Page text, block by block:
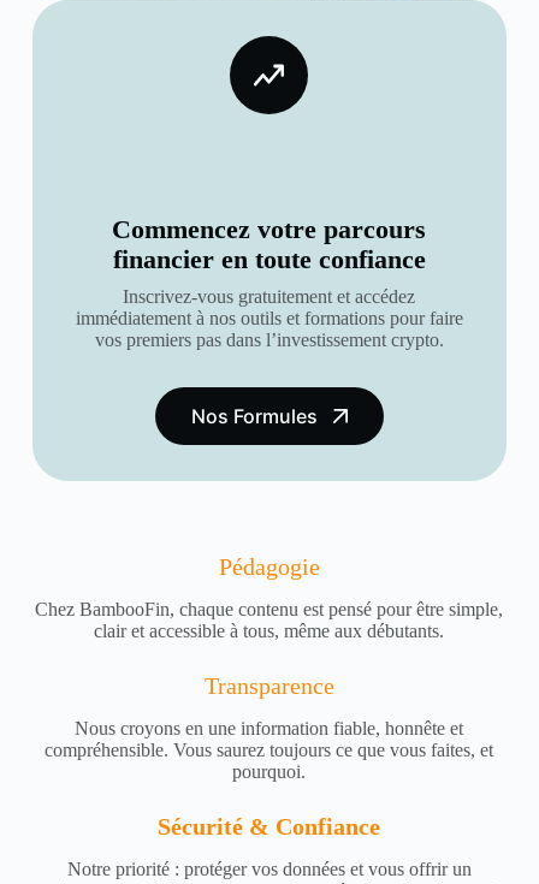
Commencez votre parcours
financier en toute confiance
Inscrivez-vous gratuitement et accédez
immédiatement à nos outils et formations pour faire
vos premiers pas dans l’investissement crypto.
Nos Formules
Pédagogie
Chez BambooFin, chaque contenu est pensé pour être simple,
clair et accessible à tous, même aux débutants.
Transparence
Nous croyons en une information fiable, honnête et
compréhensible. Vous saurez toujours ce que vous faites, et
pourquoi.
Sécurité & Confiance
Notre priorité : protéger vos données et vous offrir un